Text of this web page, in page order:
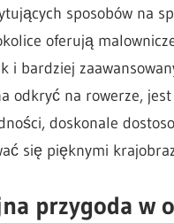
sposobów na
oferują
bardziej
odkryć na rowerze,
doskonale
się pięknymi
przygoda w